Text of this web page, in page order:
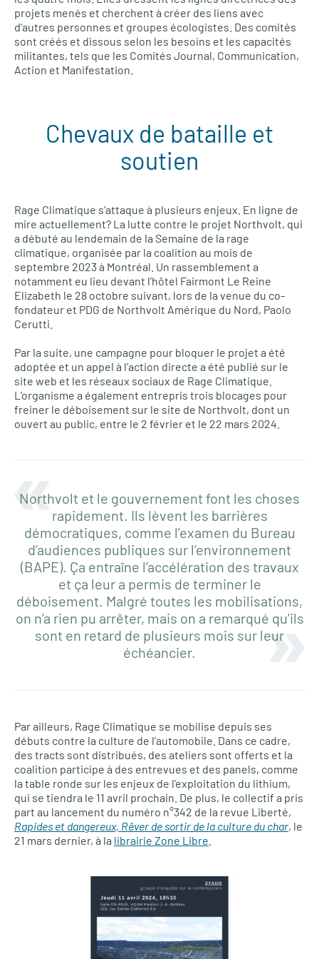
projets menés et cherchent à créer des liens avec
d’autres personnes et groupes écologistes. Des comités
sont créés et dissous selon les besoins et les capacités
militantes, tels que les Comités Journal, Communication,
Action et Manifestation.
Chevaux de bataille et
soutien
Rage Climatique s’attaque à plusieurs enjeux. En ligne de
mire actuellement? La lutte contre le projet Northvolt, qui
a débuté au lendemain de la Semaine de la rage
climatique, organisée par la coalition au mois de
septembre 2023 à Montréal. Un rassemblement a
notamment eu lieu devant l’hôtel Fairmont Le Reine
Elizabeth le 28 octobre suivant, lors de la venue du co-
fondateur et PDG de Northvolt Amérique du Nord, Paolo
Cerutti.
Par la suite, une campagne pour bloquer le projet a été
adoptée et un appel à l’action directe a été publié sur le
site web et les réseaux sociaux de Rage Climatique.
L’organisme a également entrepris trois blocages pour
freiner le déboisement sur le site de Northvolt, dont un
ouvert au public, entre le 2 février et le 22 mars 2024.
Northvolt et le gouvernement font les choses
rapidement. Ils lèvent les barrières
démocratiques, comme l’examen du Bureau
d’audiences publiques sur l’environnement
(BAPE). Ça entraîne l’accélération des travaux
et ça leur a permis de terminer le
déboisement. Malgré toutes les mobilisations,
on n’a rien pu arrêter, mais on a remarqué qu’ils
sont en retard de plusieurs mois sur leur
échéancier.
Par ailleurs, Rage Climatique se mobilise depuis ses
débuts contre la culture de l’automobile. Dans ce cadre,
des tracts sont distribués, des ateliers sont offerts et la
coalition participe à des entrevues et des panels, comme
la table ronde sur les enjeux de l’exploitation du lithium,
qui se tiendra le 11 avril prochain. De plus, le collectif a pris
part au lancement du numéro n°342 de la revue Liberté,
Rapides et dangereux, Rêver de sortir de la culture du char, le
21 mars dernier, à la librairie Zone Libre